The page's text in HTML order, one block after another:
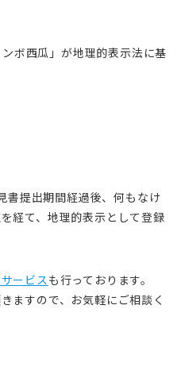
ボ西瓜」が地理的表示法に基
書提出期間経過後、何もなけ
経て、地理的表示として登録
ービスも行っております。
ますので、お気軽にご相談く